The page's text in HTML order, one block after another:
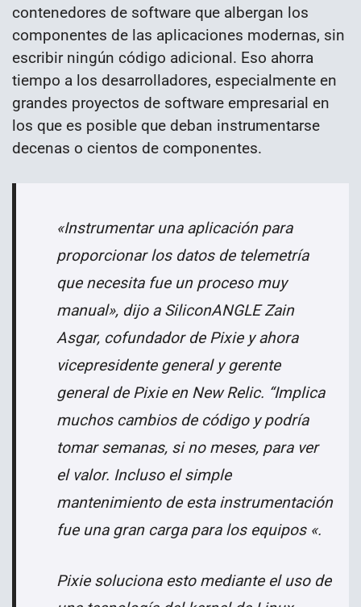
contenedores de software que albergan los
componentes de las aplicaciones modernas, sin
escribir ningún código adicional. Eso ahorra
tiempo a los desarrolladores, especialmente en
grandes proyectos de software empresarial en
los que es posible que deban instrumentarse
decenas o cientos de componentes.
«Instrumentar una aplicación para
proporcionar los datos de telemetría
que necesita fue un proceso muy
manual», dijo a SiliconANGLE Zain
Asgar, cofundador de Pixie y ahora
vicepresidente general y gerente
general de Pixie en New Relic. “Implica
muchos cambios de código y podría
tomar semanas, si no meses, para ver
el valor. Incluso el simple
mantenimiento de esta instrumentación
fue una gran carga para los equipos «.
Pixie soluciona esto mediante el uso de